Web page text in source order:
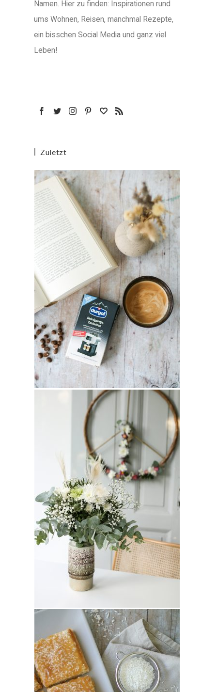
Namen. Hier zu finden: Inspirationen rund
ums Wohnen, Reisen, manchmal Rezepte,
ein bisschen Social Media und ganz viel
Leben!
Zuletzt